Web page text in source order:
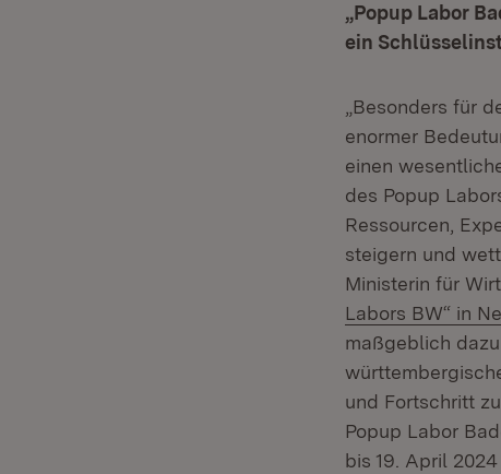
„Popup Labor
ein
„Besonders für
enormer
einen
des Popup
Ressourcen,
steigern und
Ministerin für
Labors BW“ in
maßgeblich
und Fortschritt
Popup Labor
bis 19. April